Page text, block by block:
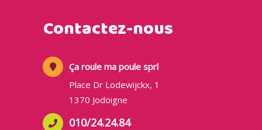
Contactez-nous
Ça roule ma poule sprl
Place Dr Lodewijckx, 1
1370 Jodoigne
010/24.24.84